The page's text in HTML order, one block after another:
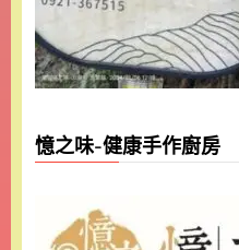
憶之味-健康手作廚房